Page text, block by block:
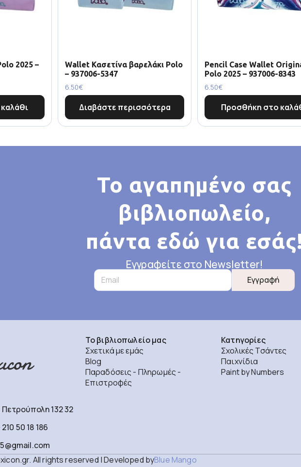
2025 –
Wallet Κασετίνα βαρελάκι Polo
– 937006-5347
6.50€
Διαβάστε περισσότερα
Pencil Case Wallet
Polo 2025 – 937006-8343
6.50€
Προσθήκη στο
Το αγαπημένο σας
βιβλιοπωλείο,
πάντα εδώ για εσάς!
Εγγραφείτε στο Newsletter!
Εγγραφή
132 32
50 18 186
Το βιβλιοπωλείο μας
Σχετικά με εμάς
Blog
Παραδόσεις - Πληρωμές -
Επιστροφές
Κατηγορίες
Σχολικές Τσάντες
Παιχνίδια
Paint by Numbers
All rights reserved | Developed byBlue Mango